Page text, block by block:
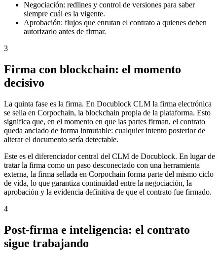
Negociación: redlines y control de versiones para saber
siempre cuál es la vigente.
Aprobación: flujos que enrutan el contrato a quienes deben
autorizarlo antes de firmar.
3
Firma con blockchain: el momento
decisivo
La quinta fase es la firma. En Docublock CLM la firma electrónica
se sella en Corpochain, la blockchain propia de la plataforma. Esto
significa que, en el momento en que las partes firman, el contrato
queda anclado de forma inmutable: cualquier intento posterior de
alterar el documento sería detectable.
Este es el diferenciador central del CLM de Docublock. En lugar de
tratar la firma como un paso desconectado con una herramienta
externa, la firma sellada en Corpochain forma parte del mismo ciclo
de vida, lo que garantiza continuidad entre la negociación, la
aprobación y la evidencia definitiva de que el contrato fue firmado.
4
Post-firma e inteligencia: el contrato
sigue trabajando